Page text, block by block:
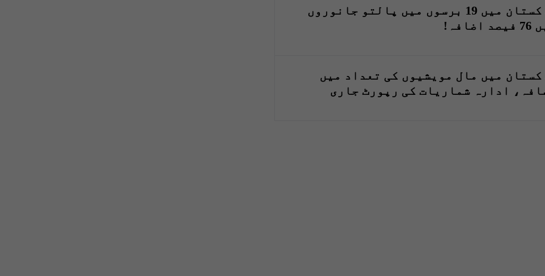
پاکستان میں 19 برسوں میں پالتو جانوروں
اضافہ!
میں مال مویشیوں کی تعداد میں
ادارہ شماریات کی رپورٹ جاری